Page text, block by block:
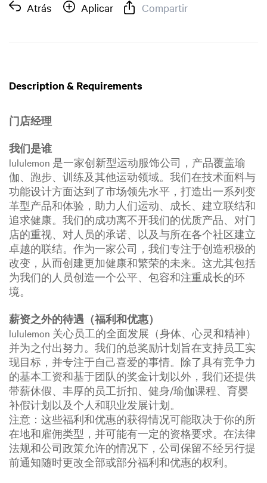
Atrás Aplicar Compartir
Description & Requirements
门店经理
我们是谁
lululemon 是一家创新型运动服饰公司，产品覆盖瑜
伽、跑步、训练及其他运动领域。我们在技术面料与
功能设计方面达到了市场领先水平，打造出一系列变
革型产品和体验，助力人们运动、成长、建立联结和
追求健康。我们的成功离不开我们的优质产品、对门
店的重视、对人员的承诺、以及与所在各个社区建立
卓越的联结。作为一家公司，我们专注于创造积极的
改变，从而创建更加健康和繁荣的未来。这尤其包括
为我们的人员创造一个公平、包容和注重成长的环
境。
薪资之外的待遇（福利和优惠）
lululemon 关心员工的全面发展（身体、心灵和精神）
并为之付出努力。我们的总奖励计划旨在支持员工实
现目标，并专注于自己喜爱的事情。除了具有竞争力
的基本工资和基于团队的奖金计划以外，我们还提供
带薪休假、丰厚的员工折扣、健身/瑜伽课程、育婴
补假计划以及个人和职业发展计划。
注意：这些福利和优惠的获得情况可能取决于你的所
在地和雇佣类型，并可能有一定的资格要求。在法律
法规和公司政策允许的情况下，公司保留不经另行提
前通知随时更改全部或部分福利和优惠的权利。